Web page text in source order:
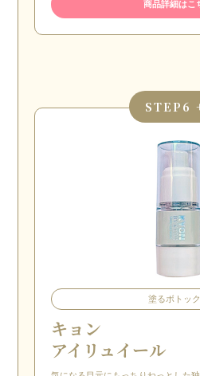
商品詳細はこ
STEP 6
塗るボトッ
キョン
アイリュイール